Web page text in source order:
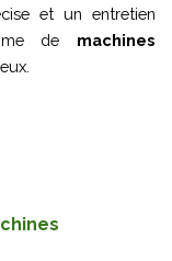
et un entretien
de machines